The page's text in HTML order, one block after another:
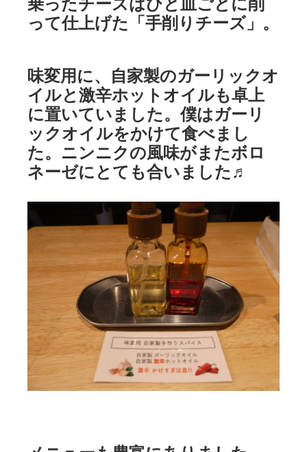
って仕上げた「手削りチーズ」。
味変用に、自家製のガーリックオ
イルと激辛ホットオイルも卓上
に置いていました。僕はガーリ
ックオイルをかけて食べまし
た。ニンニクの風味がまたボロ
ネーゼにとても合いました♬